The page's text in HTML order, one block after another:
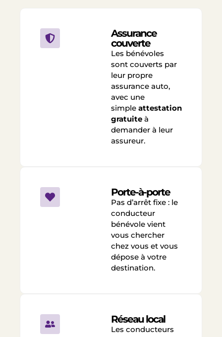
Assurance
couverte
Les bénévoles
sont couverts par
leur propre
assurance auto,
avec une
simple attestation
gratuite à
demander à leur
assureur.
Porte-à-porte
Pas d’arrêt fixe : le
conducteur
bénévole vient
vous chercher
chez vous et vous
dépose à votre
destination.
Réseau local
Les conducteurs